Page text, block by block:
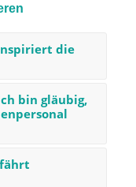
die
bin gläubig,